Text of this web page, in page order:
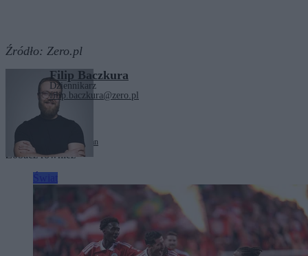
Źródło: Zero.pl
Filip Baczkura
Dziennikarz
filip.baczkura@zero.pl
Tagi:Igor ZalewskiTajwan
Zobacz również